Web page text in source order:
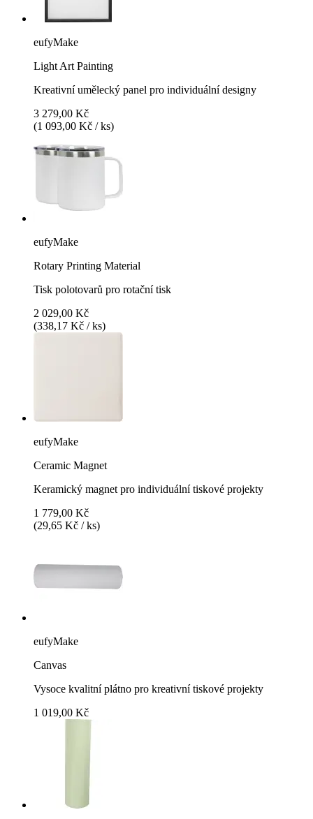
eufyMake
Light Art Painting
Kreativní umělecký panel pro individuální designy
3 279,00 Kč
(1 093,00 Kč / ks)
eufyMake
Rotary Printing Material
Tisk polotovarů pro rotační tisk
2 029,00 Kč
(338,17 Kč / ks)
eufyMake
Ceramic Magnet
Keramický magnet pro individuální tiskové projekty
1 779,00 Kč
(29,65 Kč / ks)
eufyMake
Canvas
Vysoce kvalitní plátno pro kreativní tiskové projekty
1 019,00 Kč